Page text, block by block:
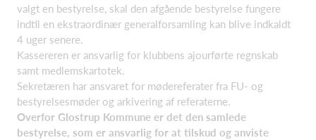
valgt en bestyrelse, skal den afgående bestyrelse fungere
indtil en ekstraordinær generalforsamling kan blive indkaldt
4 uger senere.
Kassereren er ansvarlig for klubbens ajourførte regnskab
samt medlemskartotek.
Sekretæren har ansvaret for mødereferater fra FU- og
bestyrelsesmøder og arkivering af referaterne.
Overfor Glostrup Kommune er det den samlede
bestyrelse, som er ansvarlig for at tilskud og anviste